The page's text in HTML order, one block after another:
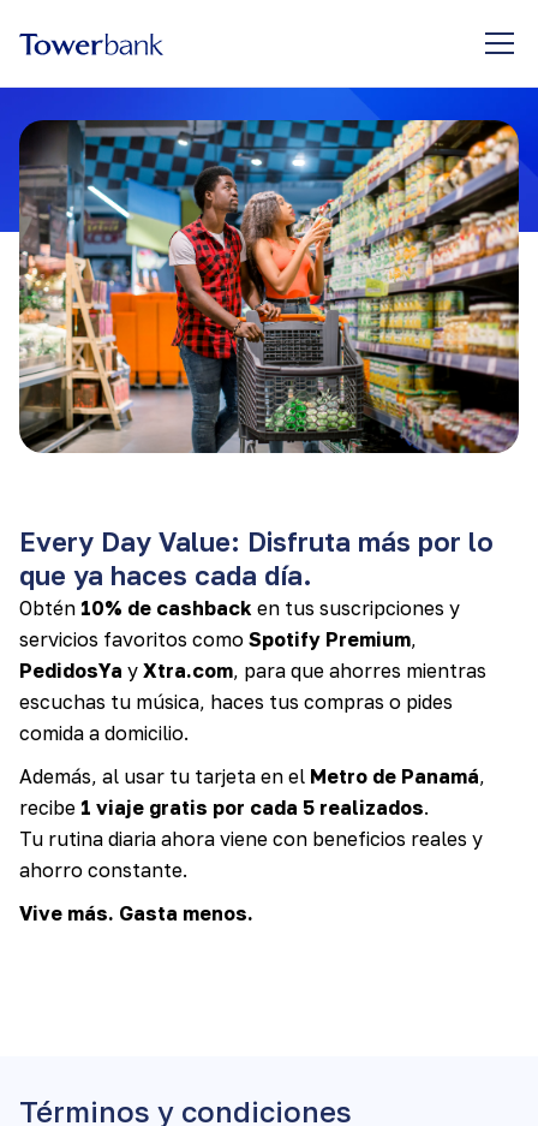
Every Day Value: Disfruta más por lo
que ya haces cada día.
Obtén 10% de cashback en tus suscripciones y
servicios favoritos como Spotify Premium,
PedidosYa y Xtra.com, para que ahorres mientras
escuchas tu música, haces tus compras o pides
comida a domicilio.
Además, al usar tu tarjeta en el Metro de Panamá,
recibe 1 viaje gratis por cada 5 realizados.
Tu rutina diaria ahora viene con beneficios reales y
ahorro constante.
Vive más. Gasta menos.
Términos y condiciones